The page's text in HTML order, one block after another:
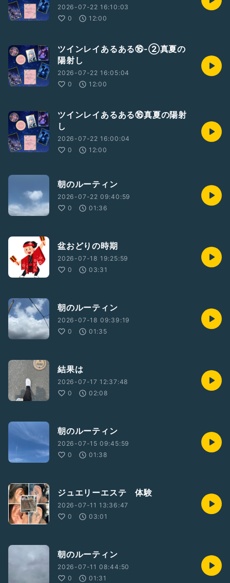
2026-07-22 16:10:03
0
12:00
ツインレイあるある⑯-②真夏の
陽射し
2026-07-22 16:05:04
0
12:00
ツインレイあるある⑯真夏の陽射
し
2026-07-22 16:00:04
0
12:00
朝のルーティン
2026-07-22 09:40:59
0
01:36
盆おどりの時期
2026-07-18 19:25:59
0
03:31
朝のルーティン
2026-07-18 09:39:19
0
01:35
結果は
2026-07-17 12:37:48
0
02:08
朝のルーティン
2026-07-15 09:45:59
0
01:38
ジュエリーエステ 体験
2026-07-11 13:36:47
0
03:01
朝のルーティン
2026-07-11 08:44:50
0
01:31